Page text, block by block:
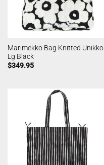
Marimekko Bag Knitted Unikko
Lg Black
$349.95